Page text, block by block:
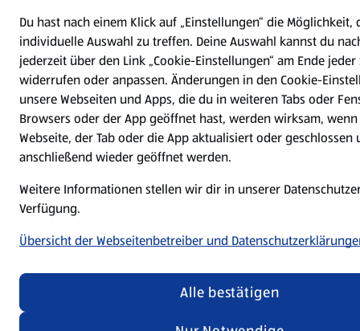
Du hast nach einem Klick auf „Einstellungen“ die Möglichkeit,
individuelle Auswahl zu treffen. Deine Auswahl kannst du
jederzeit über den Link „Cookie-Einstellungen“ am Ende jeder
widerrufen oder anpassen. Änderungen in den Cookie-
unsere Webseiten und Apps, die du in weiteren Tabs oder
Browsers oder der App geöffnet hast, werden wirksam,
Webseite, der Tab oder die App aktualisiert oder geschlossen
anschließend wieder geöffnet werden.
Weitere Informationen stellen wir dir in unserer
Verfügung.
Übersicht der Webseitenbetreiber und
Alle bestätigen